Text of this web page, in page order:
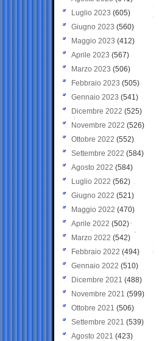
Luglio 2023 (605)
Giugno 2023 (560)
Maggio 2023 (412)
Aprile 2023 (567)
Marzo 2023 (506)
Febbraio 2023 (505)
Gennaio 2023 (541)
Dicembre 2022 (525)
Novembre 2022 (526)
Ottobre 2022 (552)
Settembre 2022 (584)
Agosto 2022 (584)
Luglio 2022 (562)
Giugno 2022 (521)
Maggio 2022 (470)
Aprile 2022 (502)
Marzo 2022 (542)
Febbraio 2022 (494)
Gennaio 2022 (510)
Dicembre 2021 (488)
Novembre 2021 (599)
Ottobre 2021 (506)
Settembre 2021 (539)
Agosto 2021 (423)